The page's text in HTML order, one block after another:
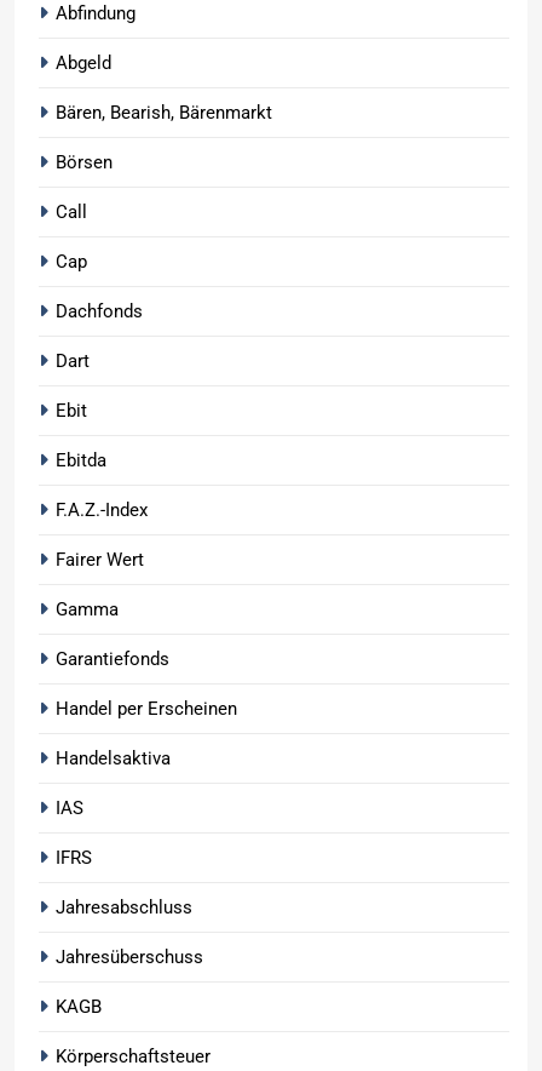
Abfindung
Abgeld
Bären, Bearish, Bärenmarkt
Börsen
Call
Cap
Dachfonds
Dart
Ebit
Ebitda
F.A.Z.-Index
Fairer Wert
Gamma
Garantiefonds
Handel per Erscheinen
Handelsaktiva
IAS
IFRS
Jahresabschluss
Jahresüberschuss
KAGB
Körperschaftsteuer